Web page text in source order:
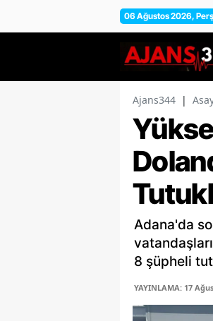
06 Ağustos 2026,
Ajans344 |
Adana'da
8 şüpheli
YAYINLAMA: 17